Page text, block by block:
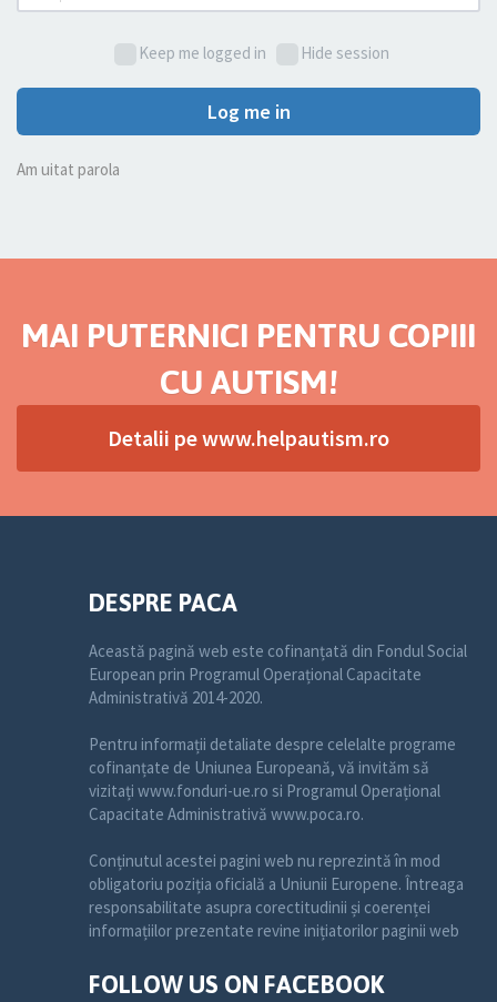
Keep me logged in Hide session
Log me in
Am uitat parola
MAI PUTERNICI PENTRU COPIII
CU AUTISM!
Detalii pe www.helpautism.ro
DESPRE PACA
Această pagină web este cofinanțată din Fondul Social
European prin Programul Operațional Capacitate
Administrativă 2014-2020.
Pentru informații detaliate despre celelalte programe
cofinanțate de Uniunea Europeană, vă invităm să
vizitați www.fonduri-ue.ro si Programul Operațional
Capacitate Administrativă www.poca.ro.
Conținutul acestei pagini web nu reprezintă în mod
obligatoriu poziția oficială a Uniunii Europene. Întreaga
responsabilitate asupra corectitudinii și coerenței
informațiilor prezentate revine inițiatorilor paginii web
FOLLOW US ON FACEBOOK